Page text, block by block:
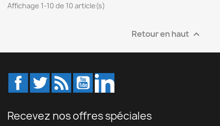
Affichage 1-10 de 10 article(s)
Retour en haut 
Facebook
Twitter Rss YouTube
Recevez nos offres spéciales